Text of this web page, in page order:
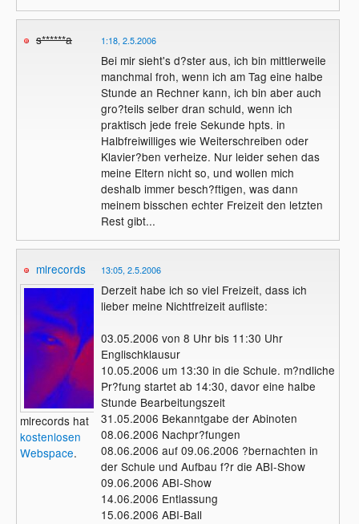
s******a 1:18, 2.5.2006
Bei mir sieht's d?ster aus, ich bin mittlerweile
manchmal froh, wenn ich am Tag eine halbe
Stunde an Rechner kann, ich bin aber auch
gro?teils selber dran schuld, wenn ich
praktisch jede freie Sekunde hpts. in
Halbfreiwilliges wie Weiterschreiben oder
Klavier?ben verheize. Nur leider sehen das
meine Eltern nicht so, und wollen mich
deshalb immer besch?ftigen, was dann
meinem bisschen echter Freizeit den letzten
Rest gibt...
mlrecords
mlrecords hat
kostenlosen
Webspace.
13:05, 2.5.2006
Derzeit habe ich so viel Freizeit, dass ich
lieber meine Nichtfreizeit aufliste:
03.05.2006 von 8 Uhr bis 11:30 Uhr
Englischklausur
10.05.2006 um 13:30 in die Schule. m?ndliche
Pr?fung startet ab 14:30, davor eine halbe
Stunde Bearbeitungszeit
31.05.2006 Bekanntgabe der Abinoten
08.06.2006 Nachpr?fungen
08.06.2006 auf 09.06.2006 ?bernachten in
der Schule und Aufbau f?r die ABI-Show
09.06.2006 ABI-Show
14.06.2006 Entlassung
15.06.2006 ABI-Ball